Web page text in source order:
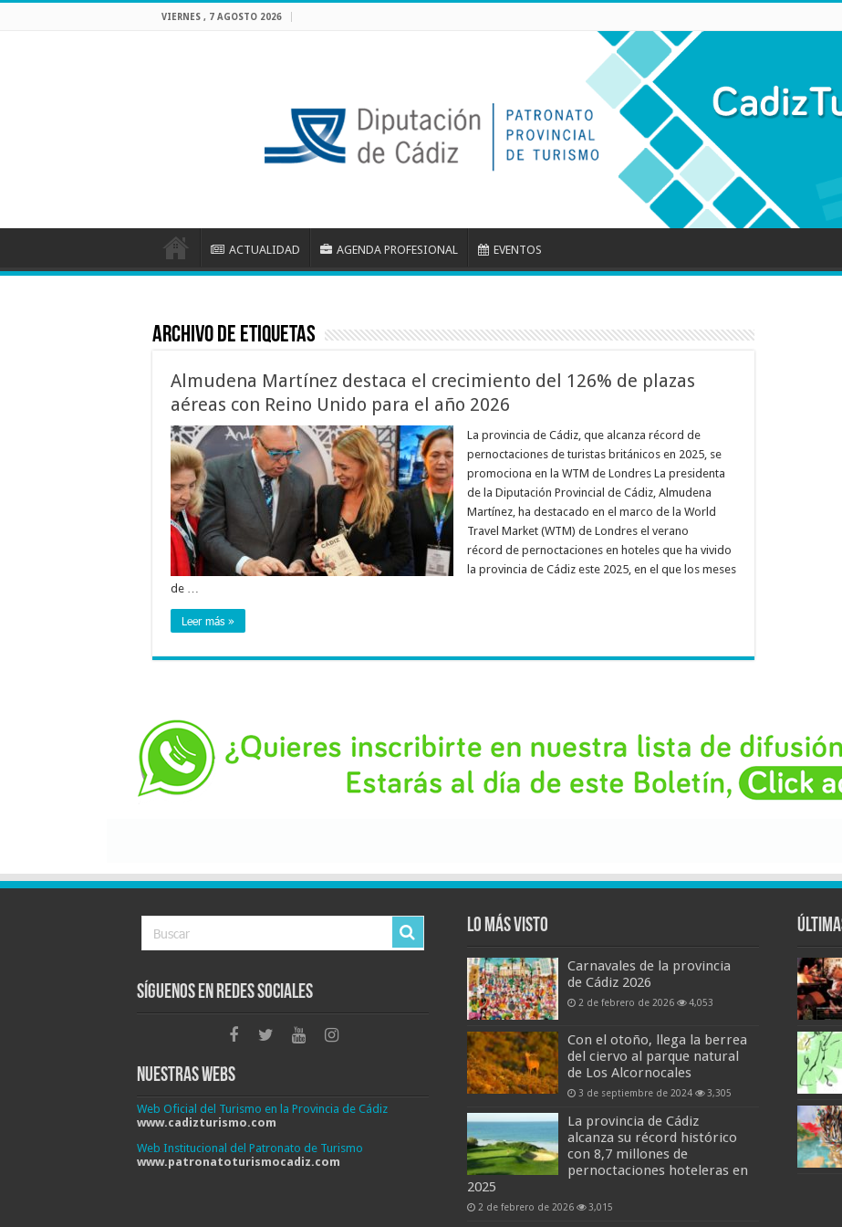
VIERNES , 7 AGOSTO 2026
ACTUALIDAD AGENDA PROFESIONAL EVENTOS
Archivo de etiquetas
Almudena Martínez destaca el crecimiento del 126% de plazas
aéreas con Reino Unido para el año 2026
La provincia de Cádiz, que alcanza récord de
pernoctaciones de turistas británicos en 2025, se
promociona en la WTM de Londres La presidenta
de la Diputación Provincial de Cádiz, Almudena
Martínez, ha destacado en el marco de la World
Travel Market (WTM) de Londres el verano
récord de pernoctaciones en hoteles que ha vivido
la provincia de Cádiz este 2025, en el que los meses
de …
Leer más »
Síguenos en Redes Sociales
Nuestras Webs
Web Oficial del Turismo en la Provincia de Cádiz
www.cadizturismo.com
Web Institucional del Patronato de Turismo
www.patronatoturismocadiz.com
Lo más visto
Carnavales de la provincia
de Cádiz 2026
2 de febrero de 2026 4,053
Con el otoño, llega la berrea
del ciervo al parque natural
de Los Alcornocales
3 de septiembre de 2024 3,305
La provincia de Cádiz
alcanza su récord histórico
con 8,7 millones de
pernoctaciones hoteleras en
2025
2 de febrero de 2026 3,015